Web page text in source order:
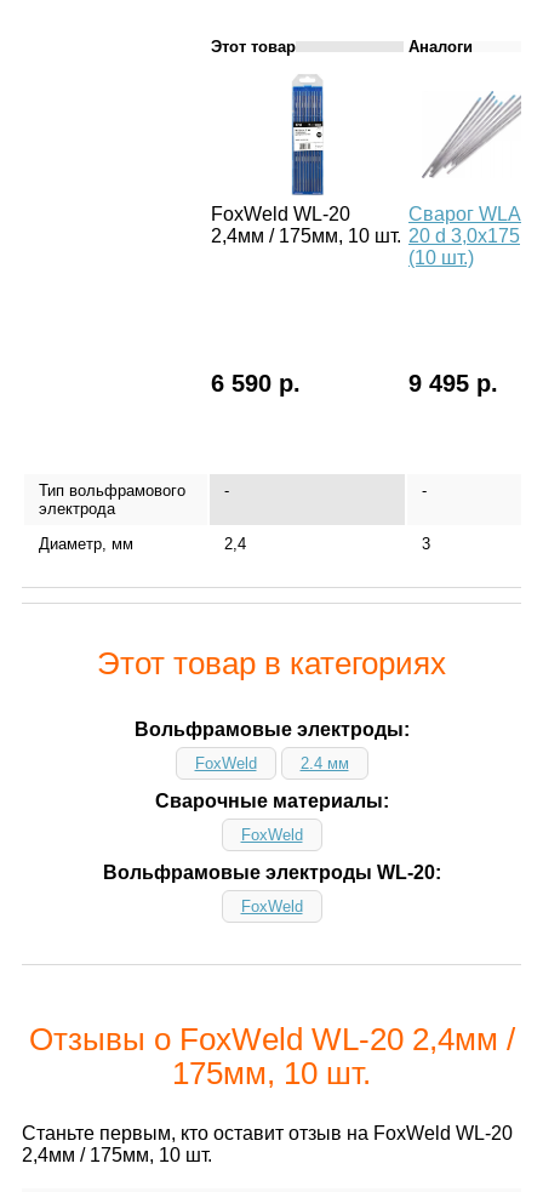
Этот товар Аналоги
FoxWeld WL-20
2,4мм / 175мм, 10 шт.
Сварог WLA-
20 d 3,0x175
(10 шт.)
6 590 р. 9 495 р.
Тип вольфрамового
электрода
- -
Диаметр, мм 2,4 3
Этот товар в категориях
Вольфрамовые электроды:
FoxWeld 2.4 мм
Сварочные материалы:
FoxWeld
Вольфрамовые электроды WL-20:
FoxWeld
Отзывы о FoxWeld WL-20 2,4мм /
175мм, 10 шт.
Станьте первым, кто оставит отзыв на FoxWeld WL-20
2,4мм / 175мм, 10 шт.